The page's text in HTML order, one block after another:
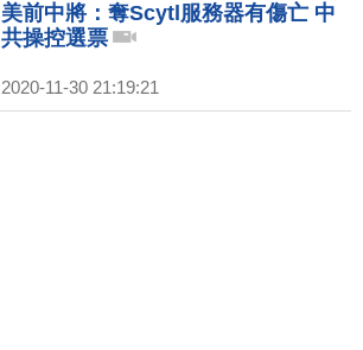
美前中將：奪Scytl服務器有傷亡 中
共操控選票
2020-11-30 21:19:21